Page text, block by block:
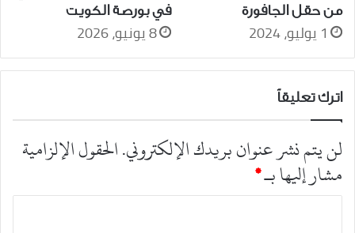
من حقل الجافورة
1 يوليو، 2024
في بورصة الكويت
8 يونيو، 2026
اترك تعليقاً
لن يتم نشر عنوان بريدك الإلكتروني.الحقول الإلزامية
مشار إليها بـ*
ا